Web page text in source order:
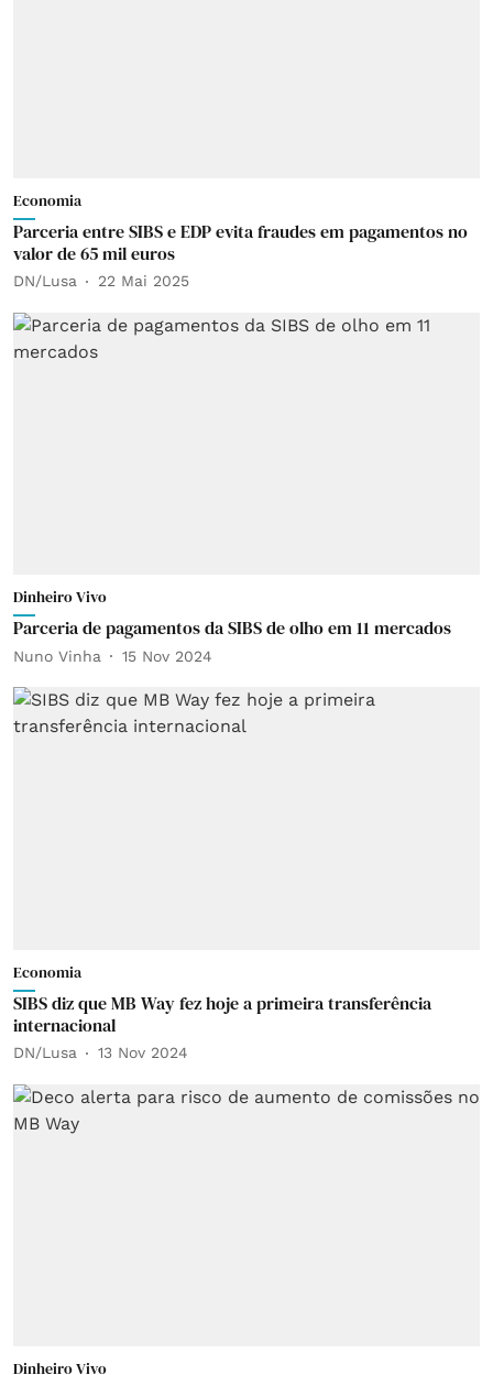
Economia
Parceria entre SIBS e EDP evita fraudes em pagamentos no
valor de 65 mil euros
DN/Lusa 22 Mai 2025
Dinheiro Vivo
Parceria de pagamentos da SIBS de olho em 11 mercados
Nuno Vinha 15 Nov 2024
Economia
SIBS diz que MB Way fez hoje a primeira transferência
internacional
DN/Lusa 13 Nov 2024
Dinheiro Vivo